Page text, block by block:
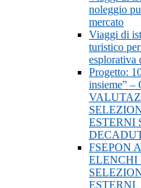
noleggio
mercato
Viaggi di
turistico
esplorativa
Progetto:
insieme”
ESTERNI
FSEPON
ELENCHI
ESTERNI